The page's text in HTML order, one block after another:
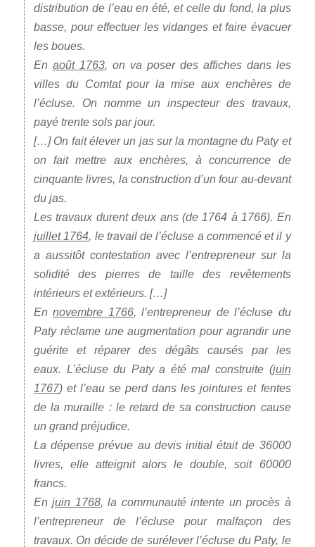
distribution de l’eau en été, et celle du fond, la plus
basse, pour effectuer les vidanges et faire évacuer
les boues.
En août 1763, on va poser des affiches dans les
villes du Comtat pour la mise aux enchères de
l’écluse. On nomme un inspecteur des travaux,
payé trente sols par jour.
[…] On fait élever un jas sur la montagne du Paty et
on fait mettre aux enchères, à concurrence de
cinquante livres, la construction d’un four au-devant
du jas.
Les travaux durent deux ans (de 1764 à 1766). En
juillet 1764, le travail de l’écluse a commencé et il y
a aussitôt contestation avec l’entrepreneur sur la
solidité des pierres de taille des revêtements
intérieurs et extérieurs. […]
Ennovembre 1766, l’entrepreneur de l’écluse du
Paty réclame une augmentation pour agrandir une
guérite et réparer des dégâts causés par les
eaux. L’écluse du Paty a été mal construite (juin
1767) et l’eau se perd dans les jointures et fentes
de la muraille : le retard de sa construction cause
un grand préjudice.
La dépense prévue au devis initial était de 36000
livres, elle atteignit alors le double, soit 60000
francs.
Enjuin 1768, la communauté intente un procès à
l’entrepreneur de l’écluse pour malfaçon des
travaux. On décide de surélever l’écluse du Paty, le